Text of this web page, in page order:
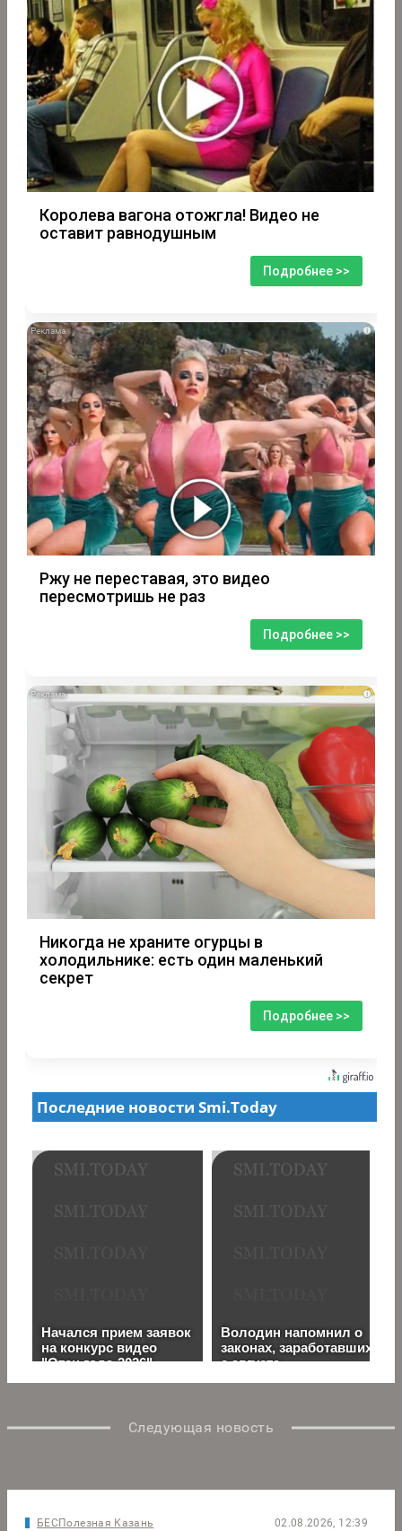
Королева вагона отожгла! Видео не
оставит равнодушным
Подробнее >>
i
Ржу не переставая, это видео
пересмотришь не раз
Подробнее >>
i
Никогда не храните огурцы в
холодильнике: есть один маленький
секрет
Подробнее >>
Следующая новость
БЕСПолезная Казань 02.08.2026, 12:39